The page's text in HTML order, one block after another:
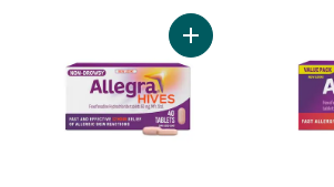
Ajouter Urticaire,